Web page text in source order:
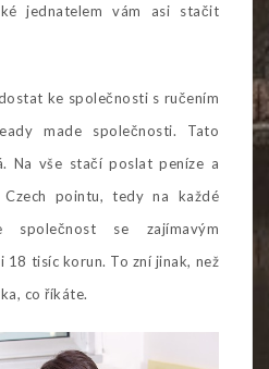
jednatelem vám asi stačit
ke společnosti s ručením
made společnosti. Tato
Na vše stačí poslat peníze a
pointu, tedy na každé
společnost se zajímavým
18 tisíc korun. To zní jinak, než
co říkáte.